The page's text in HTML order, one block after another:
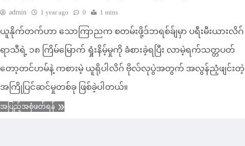
admin 1 year ago 0 1 mins
ယူနိုက်တက်ဟာ သောကြာညက စတမ်းဖို့ဒ်ဘရစ်ခ်ျမှာ ပရီးမီးယားလိဂ်
ရာသီရဲ့ ၁၈ ကြိမ်မြောက် ရှုံးနိမ့်မှုကို ခံစားခဲ့ရပြီး လာမဲ့ရက်သတ္တပတ်
တော့တင်ဟမ်နဲ့ ကစားမဲ့ ယူရိုပါလိဂ် ဗိုလ်လုပွဲအတွက် အလွန်ညံ့ဖျင်းတဲ့
အကြိုပြင်ဆင်မှုတစ်ခု ဖြစ်ခဲ့ပါတယ်။
အပြည့်အစုံဖတ်ရန်